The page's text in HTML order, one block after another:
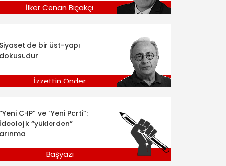
İlker Cenan Bıçakçı
Siyaset de bir üst-yapı
dokusudur
İzzettin Önder
“Yeni CHP” ve “Yeni Parti”:
İdeolojik “yüklerden”
arınma
Başyazı